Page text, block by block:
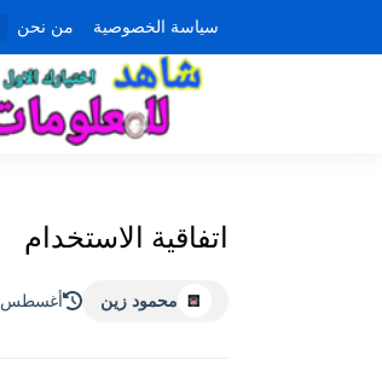
سياسة الخصوصية من نحن
اتفاقية الاستخدام
محمود زين أغسطس 4, 2025